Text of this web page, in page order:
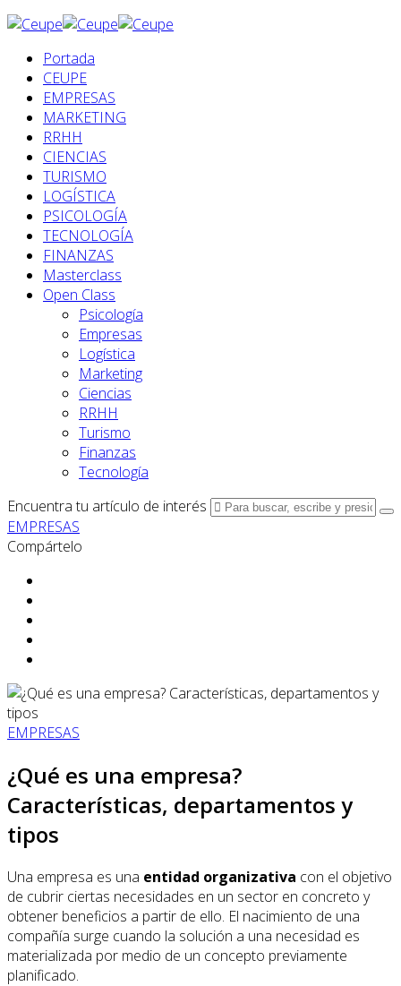
Portada
CEUPE
EMPRESAS
MARKETING
RRHH
CIENCIAS
TURISMO
LOGÍSTICA
PSICOLOGÍA
TECNOLOGÍA
FINANZAS
Masterclass
Open Class
Psicología
Empresas
Logística
Marketing
Ciencias
RRHH
Turismo
Finanzas
Tecnología
Encuentra tu artículo de interés
EMPRESAS
Compártelo
EMPRESAS
¿Qué es una empresa?
Características, departamentos y
tipos
Una empresa es una entidad organizativa con el objetivo
de cubrir ciertas necesidades en un sector en concreto y
obtener beneficios a partir de ello. El nacimiento de una
compañía surge cuando la solución a una necesidad es
materializada por medio de un concepto previamente
planificado.